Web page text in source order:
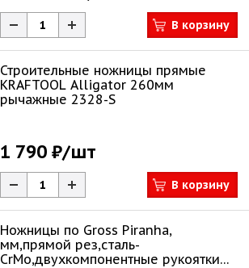
В корзину
Строительные ножницы прямые
KRAFTOOL Alligator 260мм
рычажные 2328-S
1 790 ₽/шт
В корзину
Ножницы по Gross Piranha,
мм,прямой рез,сталь-
СrMo,двухкомпонентные рукоятки